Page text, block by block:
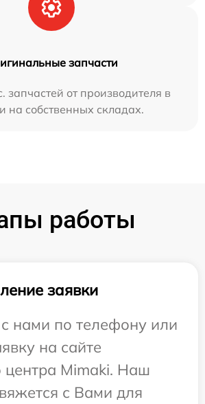
запчасти
запчастей от производителя в
на собственных складах.
работы
заявки
нами по телефону или
на сайте
центра Mimaki. Наш
с Вами для